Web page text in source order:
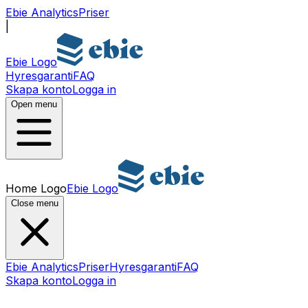
Ebie AnalyticsPriser
Ebie Logo
HyresgarantiFAQ
Skapa kontoLogga in
Open menu
Home LogoEbie Logo
Close menu
Ebie AnalyticsPriserHyresgarantiFAQ
Skapa kontoLogga in